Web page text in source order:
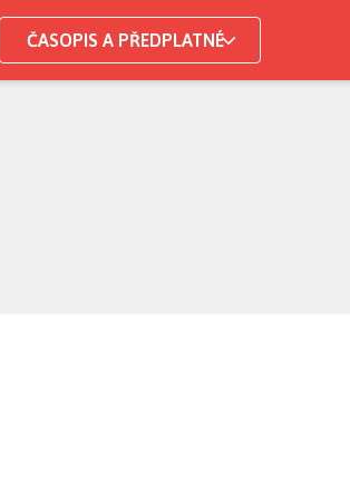
ČASOPIS A PŘEDPLATNÉ